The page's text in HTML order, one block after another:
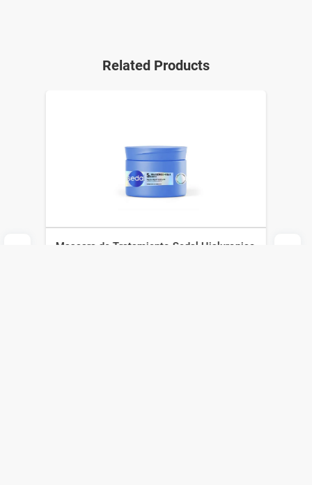
Related Products
Mascara de Tratamiento Sedal Hialuronico